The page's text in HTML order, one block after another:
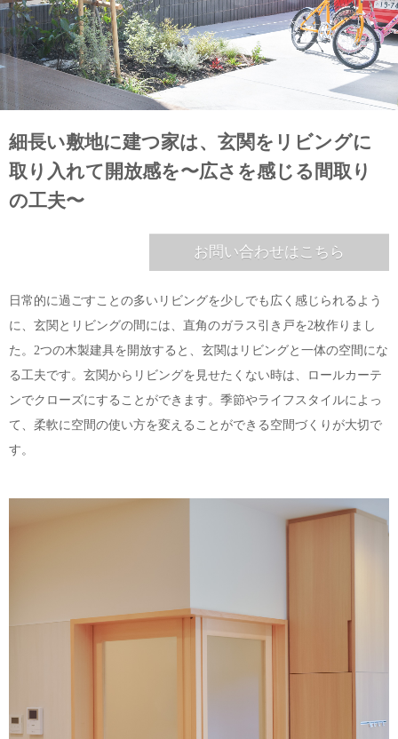
細長い敷地に建つ家は、玄関をリビングに
取り入れて開放感を〜広さを感じる間取り
の工夫〜
お問い合わせはこちら
日常的に過ごすことの多いリビングを少しでも広く感じられるよう
に、玄関とリビングの間には、直角のガラス引き戸を2枚作りまし
た。2つの木製建具を開放すると、玄関はリビングと一体の空間にな
る工夫です。玄関からリビングを見せたくない時は、ロールカーテ
ンでクローズにすることができます。季節やライフスタイルによっ
て、柔軟に空間の使い方を変えることができる空間づくりが大切で
す。